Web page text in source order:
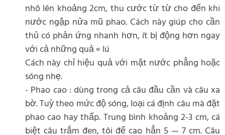
nhô lên khoảng 2cm, thu cước từ từ cho đến khi
nước ngập nửa mũ phao. Cách này giúp cho cần
thủ có phản ứng nhanh hơn, ít bị động hơn ngay
với cả những quả « lú
Cách này chỉ hiệu quả với mặt nước phẳng hoặc
sóng nhẹ.
- Phao cao : dùng trong cả câu đầu cần và câu xa
bờ. Tuỳ theo mức độ sóng, loại cá định câu mà đặt
phao cao hay thấp. Trung bình khoảng 2-3 cm, cá
biệt câu trắm đen, tôi để cao hẳn 5 — 7 cm. Câu